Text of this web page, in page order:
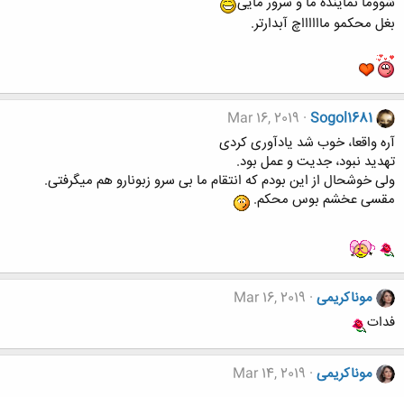
بغل محکمو مااااااچ آبدارتر.
Sogol1681
Mar 16, 2019
آره واقعا، خوب شد یادآوری کردی
تهدید نبود، جدیت و عمل بود.
ولی خوشحال از این بودم که انتقام ما بی سرو زبونارو هم میگرفتی.
مقسی عخشم بوس محکم.
موناکریمی Mar 16, 2019
فدات
موناکریمی Mar 14, 2019